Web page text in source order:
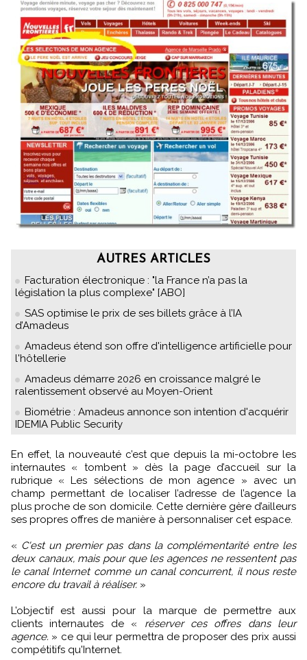
AUTRES ARTICLES
Facturation électronique : "la France n’a pas la
législation la plus complexe" [ABO]
SAS optimise le prix de ses billets grâce à l’IA
d’Amadeus
Amadeus étend son offre d'intelligence artificielle pour
l'hôtellerie
Amadeus démarre 2026 en croissance malgré le
ralentissement observé au Moyen-Orient
Biométrie : Amadeus annonce son intention d'acquérir
IDEMIA Public Security
En effet, la nouveauté c’est que depuis la mi-octobre les
internautes « tombent » dès la page d’accueil sur la
rubrique « Les sélections de mon agence » avec un
champ permettant de localiser l’adresse de l’agence la
plus proche de son domicile. Cette dernière gère d’ailleurs
ses propres offres de manière à personnaliser cet espace.
« C'est un premier pas dans la complémentarité entre les
deux canaux, mais pour que les agences ne ressentent pas
le canal Internet comme un canal concurrent, il nous reste
encore du travail à réaliser. »
L’objectif est aussi pour la marque de permettre aux
clients internautes de « réserver ces offres dans leur
agence. » ce qui leur permettra de proposer des prix aussi
compétitifs qu'Internet.